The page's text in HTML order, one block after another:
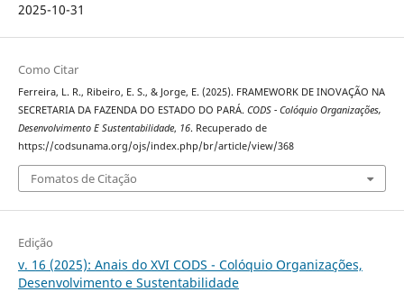
2025-10-31
Como Citar
Ferreira, L. R., Ribeiro, E. S., & Jorge, E. (2025). FRAMEWORK DE INOVAÇÃO NA
SECRETARIA DA FAZENDA DO ESTADO DO PARÁ. CODS - Colóquio Organizações,
Desenvolvimento E Sustentabilidade, 16. Recuperado de
https://codsunama.org/ojs/index.php/br/article/view/368
Fomatos de Citação
Edição
v. 16 (2025): Anais do XVI CODS - Colóquio Organizações,
Desenvolvimento e Sustentabilidade